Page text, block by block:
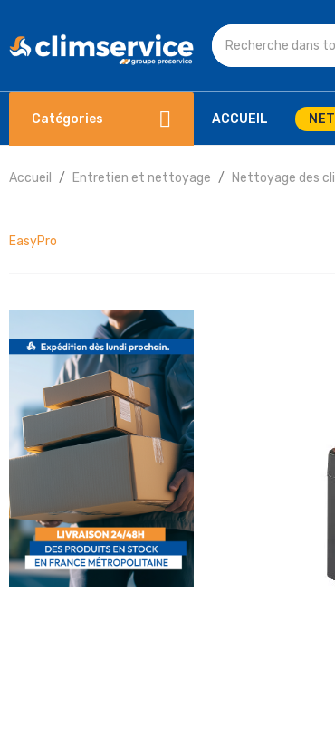
Catégories ACCUEIL
Accueil Entretien et nettoyage Nettoyage des
EasyPro